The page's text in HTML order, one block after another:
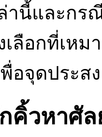
านี้และกร
เลือกที่เห
อจุดประส
คิ้วหาศั